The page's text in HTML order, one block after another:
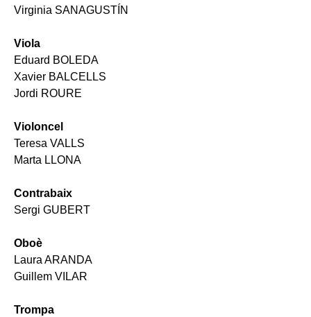
Virginia SANAGUSTÍN
Viola
Eduard BOLEDA
Xavier BALCELLS
Jordi ROURE
Violoncel
Teresa VALLS
Marta LLONA
Contrabaix
Sergi GUBERT
Oboè
Laura ARANDA
Guillem VILAR
Trompa